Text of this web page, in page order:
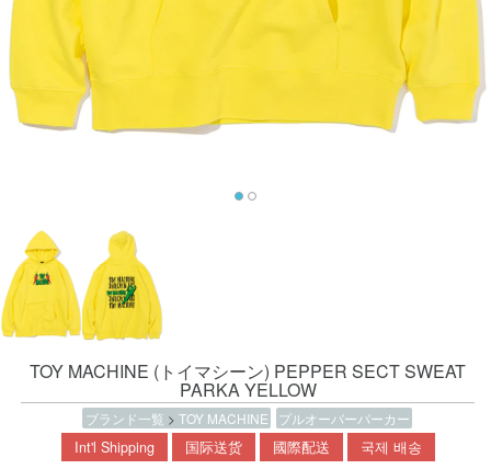
TOY MACHINE (トイマシーン) PEPPER SECT SWEAT
PARKA YELLOW
ブランド一覧 > TOY MACHINE プルオーバーパーカー
Int'l Shipping 国际送货 國際配送 국제 배송